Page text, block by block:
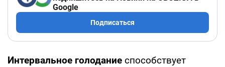
Google
Подписаться
Интервальное голодание способствует